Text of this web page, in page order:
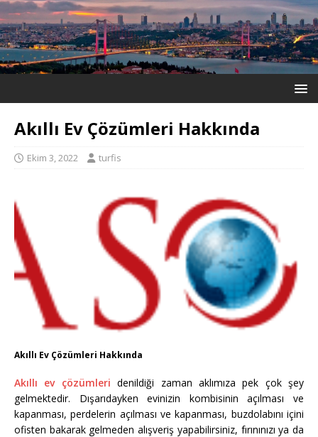
Akıllı Ev Çözümleri Hakkında
Ekim 3, 2022 turfis
Akıllı Ev Çözümleri Hakkında
Akıllı ev çözümleri denildiği zaman aklımıza pek çok şey
gelmektedir. Dışarıdayken evinizin kombisinin açılması ve
kapanması, perdelerin açılması ve kapanması, buzdolabını içini
ofisten bakarak gelmeden alışveriş yapabilirsiniz, fırınınızı ya da